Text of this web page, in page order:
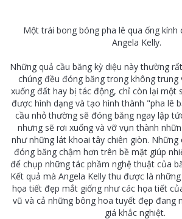
Một trái bong bóng pha lê qua ống kính
Angela Kelly.
Những quả cầu băng kỳ diệu này thường
chúng đều đóng băng trong không trung
xuống đất hay bị tác động, chỉ còn lại một
được hình dạng và tạo hình thành "pha lê
cầu nhỏ thường sẽ đóng băng ngay lập
nhưng sẽ rơi xuống và vỡ vụn thành
như những lát khoai tây chiên giòn. Những
đóng băng chậm hơn trên bề mặt giúp
để chụp những tác phầm nghệ thuật của
Kết quả mà Angela Kelly thu được là
họa tiết đẹp mắt giống như các họa tiết
vũ và cả những bông hoa tuyết đẹp đang
giá khắc nghiệt.